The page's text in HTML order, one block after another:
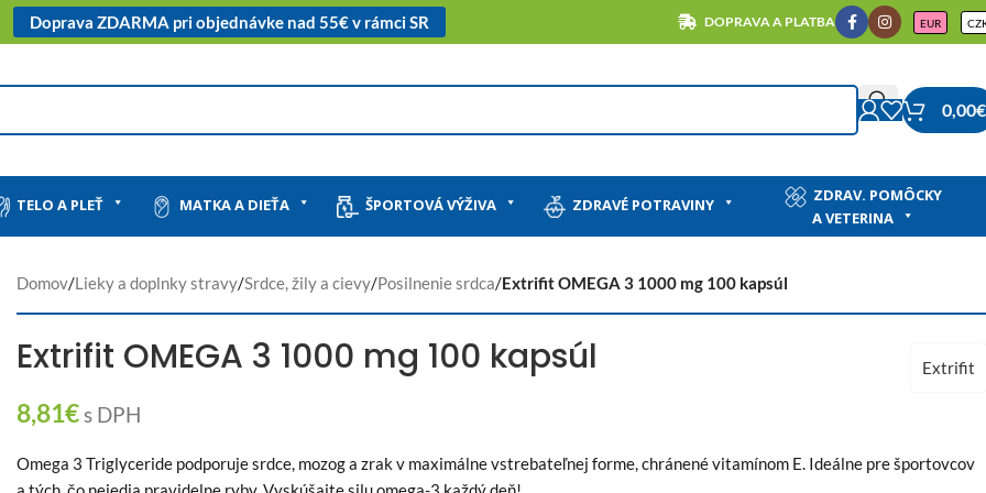
Doprava ZDARMA pri objednávke nad 55€ v rámci SR DOPRAVA A PLATBA EUR
0,00€
TELO A PLEŤ MATKA A DIEŤA ŠPORTOVÁ VÝŽIVA ZDRAVÉ POTRAVINY
ZDRAV. POMÔCKY
A VETERINA
Domov/Lieky a doplnky stravy/Srdce, žily a cievy/Posilnenie srdca/Extrifit OMEGA 3 1000 mg 100 kapsúl
Extrifit OMEGA 3 1000 mg 100 kapsúl Extrifit
8,81€s DPH
Omega 3 Triglyceride podporuje srdce, mozog a zrak v maximálne vstrebateľnej forme, chránené vitamínom E. Ideálne pre športovcov